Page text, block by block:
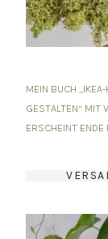
MEIN BUCH
GESTALTEN“ MIT
ERSCHEINT ENDE